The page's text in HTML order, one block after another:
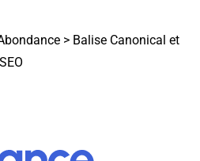
> Balise Canonical et